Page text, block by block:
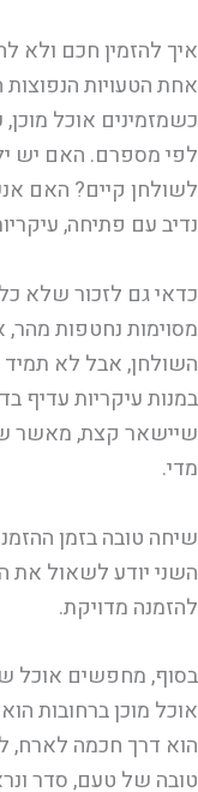
איך להזמין חכם ולא
אחת הטעויות
כשמזמינים אוכל
לפי מספרם. האם יש
לשולחן קיים? האם
נדיב עם פתיחה,
כדאי גם לזכור שלא
מסוימות נחטפות
השולחן, אבל לא תמיד
במנות עיקריות עדיף
שיישאר קצת, מאשר
מדי.
שיחה טובה בזמן
השני יודע לשאול את
להזמנה מדויקת.
בסוף, מחפשים אוכל
אוכל מוכן ברחובות
הוא דרך חכמה לארח,
טובה של טעם, סדר